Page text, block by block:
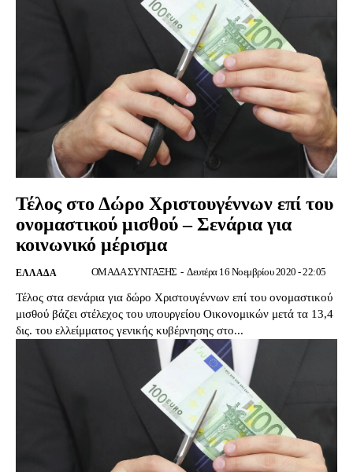
Τέλος στο Δώρο Χριστουγέννων επί του
ονομαστικού μισθού – Σενάρια για
κοινωνικό μέρισμα
ΕΛΛΆΔΑ ΟΜΑΔΑ ΣΥΝΤΑΞΗΣ - Δευτέρα 16 Νοεμβρίου 2020 - 22:05
Τέλος στα σενάρια για δώρο Χριστουγέννων επί του ονομαστικού
μισθού βάζει στέλεχος του υπουργείου Οικονομικών μετά τα 13,4
δις. του ελλείμματος γενικής κυβέρνησης στο...